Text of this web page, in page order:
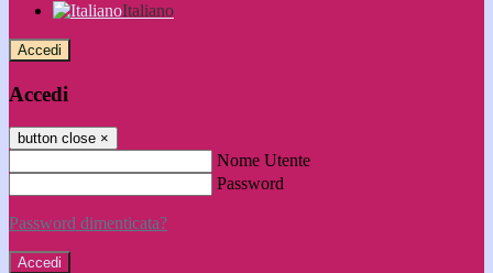
Italiano
Accedi
Accedi
button close ×
Nome Utente
Password
Password dimenticata?